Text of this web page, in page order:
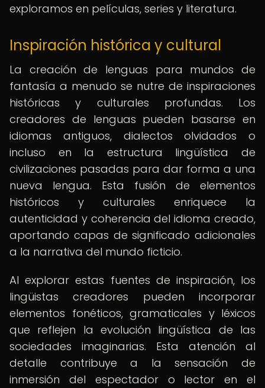
exploramos en películas, series y literatura.
Inspiración histórica y cultural
La creación de lenguas para mundos de
fantasía a menudo se nutre de inspiraciones
históricas y culturales profundas. Los
creadores de lenguas pueden basarse en
idiomas antiguos, dialectos olvidados o
incluso en la estructura lingüística de
civilizaciones pasadas para dar forma a una
nueva lengua. Esta fusión de elementos
históricos y culturales enriquece la
autenticidad y coherencia del idioma creado,
aportando capas de significado adicionales
a la narrativa del mundo ficticio.
Al explorar estas fuentes de inspiración, los
lingüistas creadores pueden incorporar
elementos fonéticos, gramaticales y léxicos
que reflejen la evolución lingüística de las
sociedades imaginarias. Esta atención al
detalle contribuye a la sensación de
inmersión del espectador o lector en el